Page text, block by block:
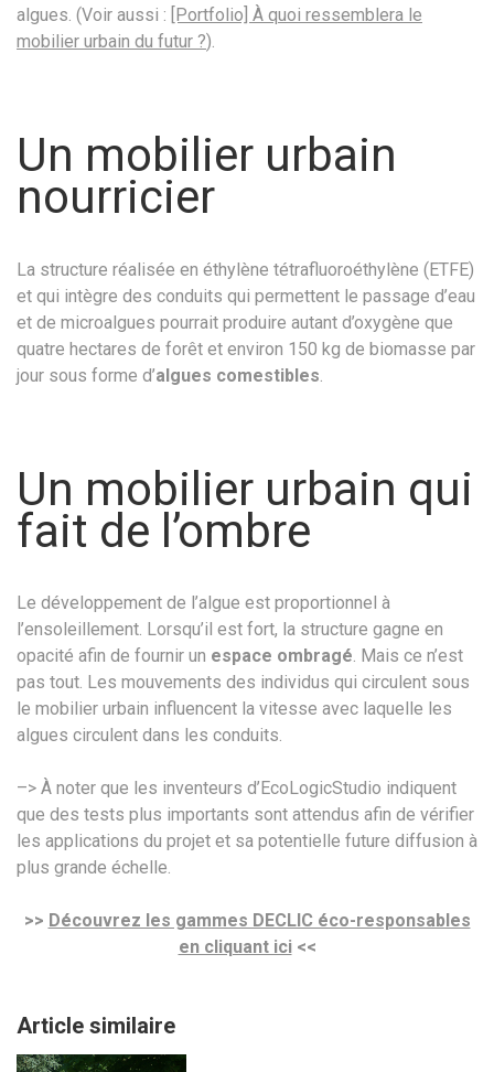
algues. (Voir aussi : [Portfolio] À quoi ressemblera le
mobilier urbain du futur ?).
Un mobilier urbain
nourricier
La structure réalisée en éthylène tétrafluoroéthylène (ETFE)
et qui intègre des conduits qui permettent le passage d’eau
et de microalgues pourrait produire autant d’oxygène que
quatre hectares de forêt et environ 150 kg de biomasse par
jour sous forme d’algues comestibles
Un mobilier urbain qui
fait de l’ombre
Le développement de l’algue est proportionnel à
l’ensoleillement. Lorsqu’il est fort, la structure gagne en
opacité afin de fournir un espace ombragé. Mais ce n’est
pas tout. Les mouvements des individus qui circulent sous
le mobilier urbain influencent la vitesse avec laquelle les
algues circulent dans les conduits.
–> À noter que les inventeurs d’EcoLogicStudio indiquent
que des tests plus importants sont attendus afin de vérifier
les applications du projet et sa potentielle future diffusion à
plus grande échelle.
>> Découvrez les gammes DECLIC éco-responsables
en cliquant ici<<
Article similaire